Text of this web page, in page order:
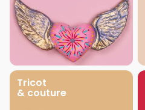
Tricot
& couture